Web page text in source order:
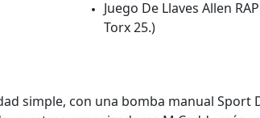
Juego De Llaves Allen
Torx 25.)
simple, con una bomba manual Sport